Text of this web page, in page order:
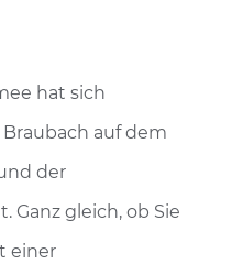
hat sich
auf dem
der
Ganz gleich, ob Sie
einer